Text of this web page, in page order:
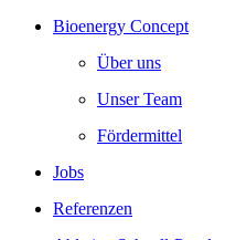
Bioenergy Concept
Über uns
Unser Team
Fördermittel
Jobs
Referenzen